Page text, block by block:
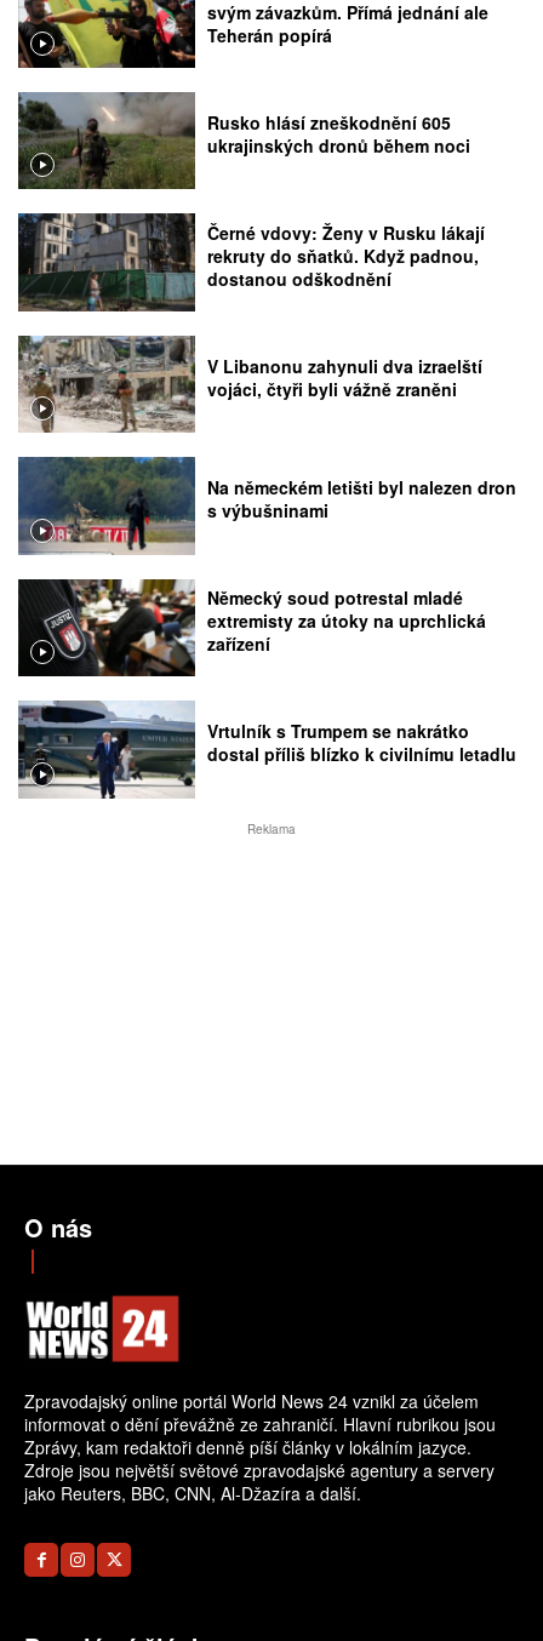
svým závazkům. Přímá jednání ale
Teherán popírá
Rusko hlásí zneškodnění 605
ukrajinských dronů během noci
Černé vdovy: Ženy v Rusku lákají
rekruty do sňatků. Když padnou,
dostanou odškodnění
V Libanonu zahynuli dva izraelští
vojáci, čtyři byli vážně zraněni
Na německém letišti byl nalezen dron
s výbušninami
Německý soud potrestal mladé
extremisty za útoky na uprchlická
zařízení
Vrtulník s Trumpem se nakrátko
dostal příliš blízko k civilnímu letadlu
Reklama
O nás
Zpravodajský online portál World News 24 vznikl za účelem
informovat o dění převážně ze zahraničí. Hlavní rubrikou jsou
Zprávy, kam redaktoři denně píší články v lokálním jazyce.
Zdroje jsou největší světové zpravodajské agentury a servery
jako Reuters, BBC, CNN, Al-Džazíra a další.